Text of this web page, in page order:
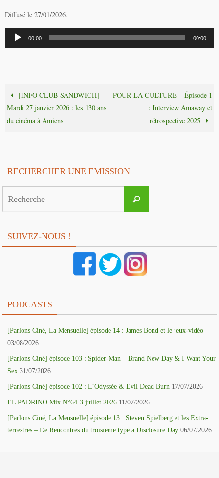
Diffusé le 27/01/2026.
Lecteur
audio
00:00 00:00
[INFO CLUB SANDWICH]
Mardi 27 janvier 2026 : les 130 ans
du cinéma à Amiens
POUR LA CULTURE – Épisode 1
: Interview Amaway et
rétrospective 2025
RECHERCHER UNE EMISSION
Recherche
SUIVEZ-NOUS !
PODCASTS
[Parlons Ciné, La Mensuelle] épisode 14 : James Bond et le jeux-vidéo
03/08/2026
[Parlons Ciné] épisode 103 : Spider-Man – Brand New Day & I Want Your
Sex 31/07/2026
[Parlons Ciné] épisode 102 : L’Odyssée & Evil Dead Burn 17/07/2026
EL PADRINO Mix N°64-3 juillet 2026 11/07/2026
[Parlons Ciné, La Mensuelle] épisode 13 : Steven Spielberg et les Extra-
terrestres – De Rencontres du troisième type à Disclosure Day 06/07/2026